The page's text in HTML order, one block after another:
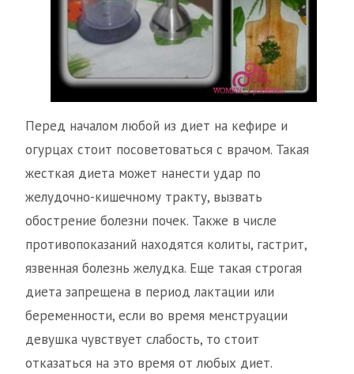
Перед началом любой из диет на кефире и
огурцах стоит посоветоваться с врачом. Такая
жесткая диета может нанести удар по
желудочно-кишечному тракту, вызвать
обострение болезни почек. Также в числе
противопоказаний находятся колиты, гастрит,
язвенная болезнь желудка. Еще такая строгая
диета запрещена в период лактации или
беременности, если во время менструации
девушка чувствует слабость, то стоит
отказаться на это время от любых диет.